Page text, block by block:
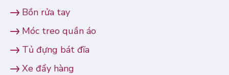
Bồn rửa tay
Móc treo quần áo
Tủ đựng bát đĩa
Xe đẩy hàng